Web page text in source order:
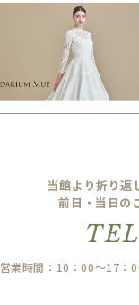
当館より折り返
前日・当日の
営業時間：10：00～17